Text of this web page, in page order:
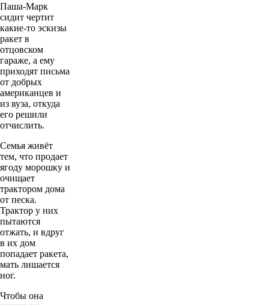
Паша-Марк
сидит чертит
какие-то эскизы
ракет в
отцовском
гараже, а ему
приходят письма
от добрых
американцев и
из вуза, откуда
его решили
отчислить.
Семья живёт
тем, что продает
ягоду морошку и
очищает
трактором дома
от песка.
Трактор у них
пытаются
отжать, и вдруг
в их дом
попадает ракета,
мать лишается
ног.
Чтобы она